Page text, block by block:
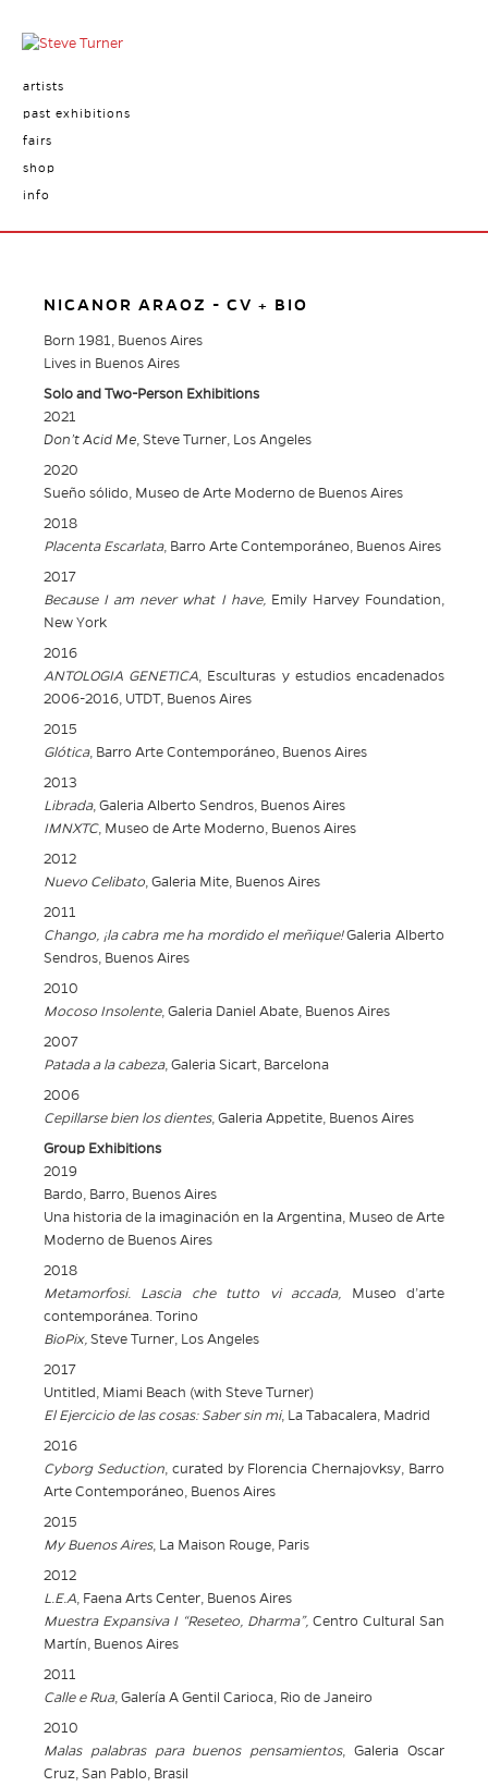
artists
past exhibitions
fairs
shop
info
NICANOR ARAOZ - CV + BIO
Born 1981, Buenos Aires
Lives in Buenos Aires
Solo and Two-Person Exhibitions
2021
Don’t Acid Me, Steve Turner, Los Angeles
2020
Sueño sólido, Museo de Arte Moderno de Buenos Aires
2018
Placenta Escarlata, Barro Arte Contemporáneo, Buenos Aires
2017
Because I am never what I have,Emily Harvey Foundation,
New York
2016
ANTOLOGIA GENETICA, Esculturas y estudios encadenados
2006-2016, UTDT, Buenos Aires
2015
Glótica, Barro Arte Contemporáneo, Buenos Aires
2013
Librada, Galeria Alberto Sendros, Buenos Aires
IMNXTC, Museo de Arte Moderno, Buenos Aires
2012
Nuevo Celibato, Galeria Mite, Buenos Aires
2011
Chango, ¡la cabra me ha mordido el meñique!Galeria Alberto
Sendros, Buenos Aires
2010
Mocoso Insolente, Galeria Daniel Abate, Buenos Aires
2007
Patada a la cabeza, Galeria Sicart, Barcelona
2006
Cepillarse bien los dientes, Galeria Appetite, Buenos Aires
Group Exhibitions
2019
Bardo, Barro, Buenos Aires
Una historia de la imaginación en la Argentina, Museo de Arte
Moderno de Buenos Aires
2018
Metamorfosi. Lascia che tutto vi accada,
Museo d’arte
contemporánea. Torino
BioPix, Steve Turner, Los Angeles
2017
Untitled, Miami Beach (with Steve Turner)
El Ejercicio de las cosas: Saber sin mi, La Tabacalera, Madrid
2016
Cyborg Seduction, curated by Florencia Chernajovksy, Barro
Arte Contemporáneo, Buenos Aires
2015
My Buenos Aires, La Maison Rouge, Paris
2012
L.E.A, Faena Arts Center, Buenos Aires
Muestra Expansiva I “Reseteo, Dharma”, Centro Cultural San
Martín, Buenos Aires
2011
Calle e Rua, Galería A Gentil Carioca, Rio de Janeiro
2010
Malas palabras para buenos pensamientos, Galeria Oscar
Cruz, San Pablo, Brasil